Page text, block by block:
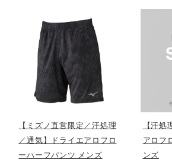
ライフスタイルグッズ
インナー
寝具／ミズノスリープ
アウトドア／レイン
【ミズノ直営限定／汗処理
／通気】ドライエアロフロ
ーハーフパンツ メンズ
【汗処
アロフ
ンズ